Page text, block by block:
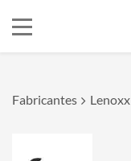
Fabricantes Lenoxx